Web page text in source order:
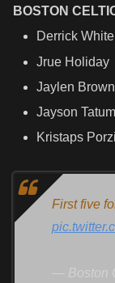
BOSTON
Derrick White
Jrue Holiday
Jaylen Brown
Jayson Tatum
Kristaps
First five
— Boston